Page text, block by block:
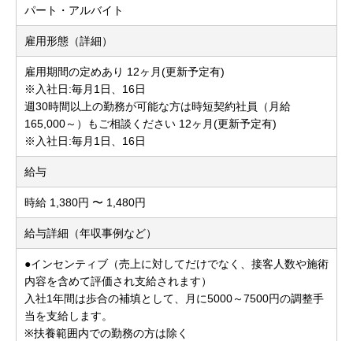
パート・アルバイト
雇用形態（詳細）
雇用期間の定めあり 12ヶ月(更新予定有)
※入社日:毎月1日、16日
週30時間以上の勤務が可能な方は時短契約社員（月給
165,000～）もご相談ください 12ヶ月(更新予定有)
※入社日:毎月1日、16日
給与
時給 1,380円 〜 1,480円
給与詳細（年収事例など）
●インセンティブ（売上に対してだけでなく、接客人数や施術
内容を含めて評価され支給されます）
入社1年間は歩合の補填として、月に5000～7500円の調整手
当を支給します。
※扶養範囲内での勤務の方は除く